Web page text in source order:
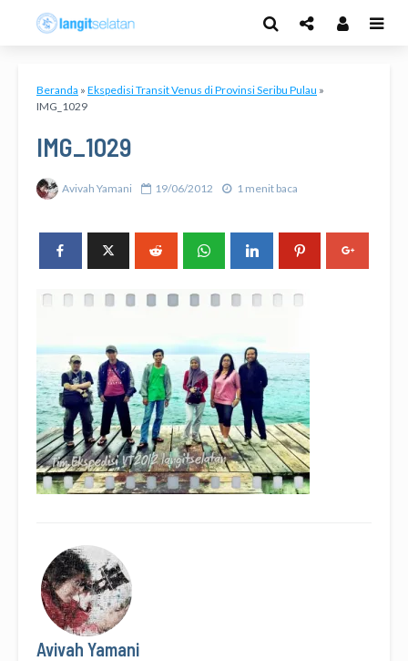
Beranda » Ekspedisi Transit Venus di Provinsi Seribu Pulau »
IMG_1029
IMG_1029
Avivah Yamani 19/06/2012 1 menit baca
Avivah Yamani